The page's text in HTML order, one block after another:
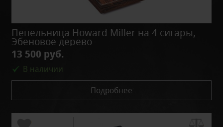
Пепельница Howard Miller на 4 сигары,
Эбеновое дерево
13 500 руб.
В наличии
Подробнее